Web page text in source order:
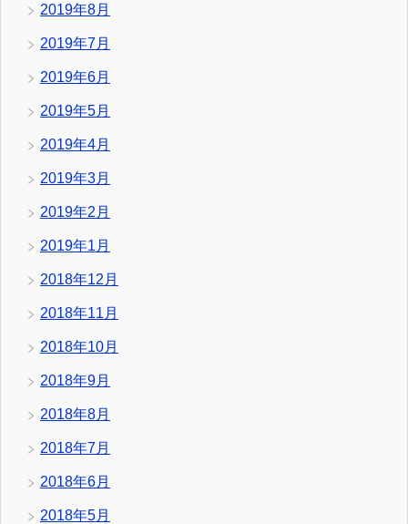
2019年8月
2019年7月
2019年6月
2019年5月
2019年4月
2019年3月
2019年2月
2019年1月
2018年12月
2018年11月
2018年10月
2018年9月
2018年8月
2018年7月
2018年6月
2018年5月